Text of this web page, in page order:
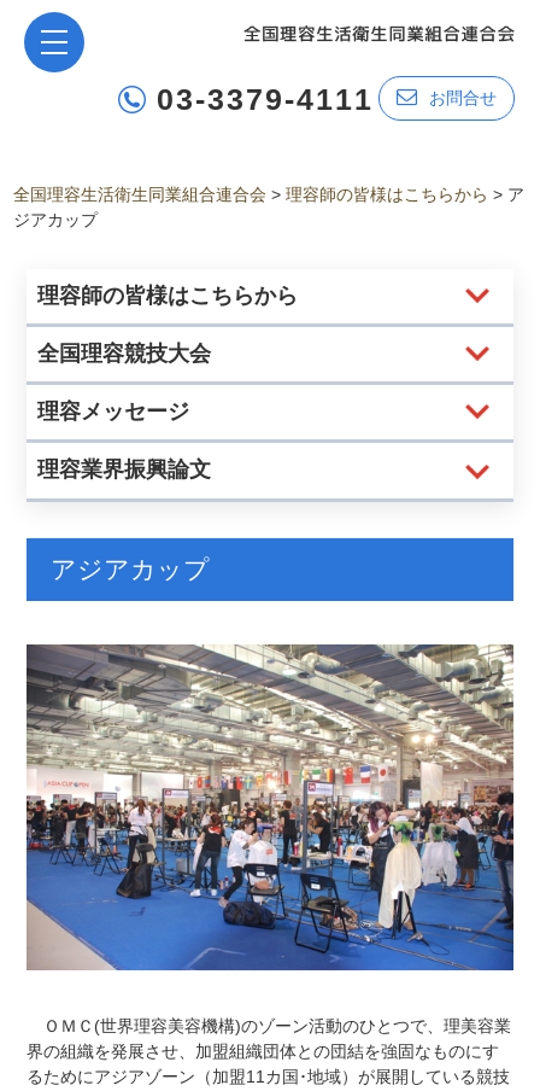
03-3379-4111 お問合せ
全国理容生活衛生同業組合連合会 >理容師の皆様はこちらから > ア
ジアカップ
理容師の皆様はこちらから
全国理容競技大会
理容メッセージ
理容業界振興論文
アジアカップ
ＯＭＣ(世界理容美容機構)のゾーン活動のひとつで、理美容業
界の組織を発展させ、加盟組織団体との団結を強固なものにす
るためにアジアゾーン（加盟11カ国･地域）が展開している競技